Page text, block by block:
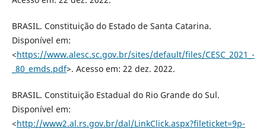
BRASIL. Constituição do Estado de Santa Catarina.
Disponível em:
<https://www.alesc.sc.gov.br/sites/default/files/CESC_2021_-
_80_emds.pdf>. Acesso em: 22 dez. 2022.
BRASIL. Constituição Estadual do Rio Grande do Sul.
Disponível em:
<http://www2.al.rs.gov.br/dal/LinkClick.aspx?fileticket=9p-